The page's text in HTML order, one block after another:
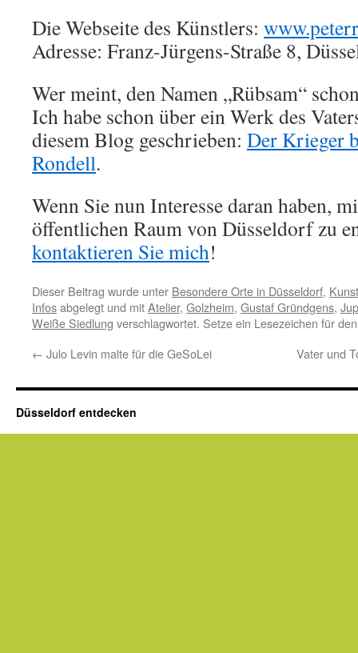
Die Webseite des Künstlers:
Adresse: Franz-Jürgens-Straße 8,
Wer meint, den Namen „Rübsam“
Ich habe schon über ein Werk des
diesem Blog geschrieben: Der Krieger
Rondell.
Wenn Sie nun Interesse daran haben,
öffentlichen Raum von Düsseldorf zu
kontaktieren Sie mich!
Dieser Beitrag wurde unter Besondere Orte in Düsseldorf,
Infosabgelegt und mitAtelier, Golzheim, Gustaf Gründgens,
Weiße Siedlung verschlagwortet. Setze ein Lesezeichen für
← Julo Levin malte für die GeSoLei Vater und
Düsseldorf entdecken